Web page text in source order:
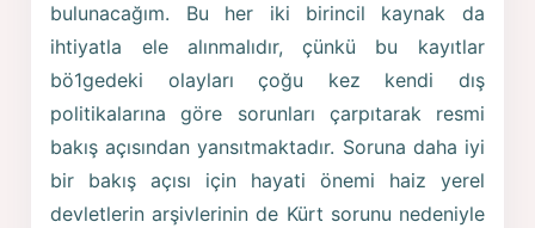
bulunacağım. Bu her iki birincil kaynak da
ihtiyatla ele alınmalıdır, çünkü bu kayıtlar
bö1gedeki olayları çoğu kez kendi dış
politikalarına göre sorunları çarpıtarak resmi
bakış açısından yansıtmaktadır. Soruna daha iyi
bir bakış açısı için hayati önemi haiz yerel
devletlerin arşivlerinin de Kürt sorunu nedeniyle